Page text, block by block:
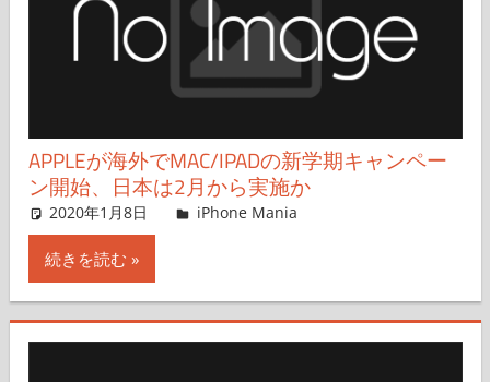
APPLEが海外でMAC/IPADの新学期キャンペー
ン開始、日本は2月から実施か
2020年1月8日 iPhone Mania
iPhone Mania
続きを読む